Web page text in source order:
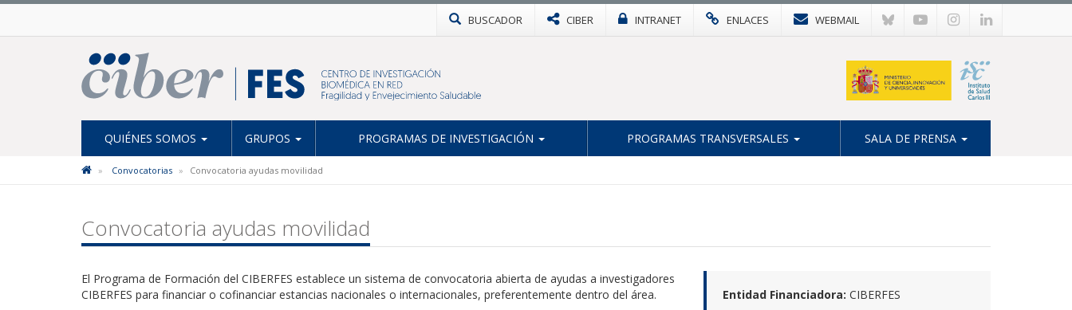
BUSCADOR CIBER INTRANET ENLACES WEBMAIL
QUIÉNES SOMOS GRUPOS PROGRAMAS DE INVESTIGACIÓN PROGRAMAS TRANSVERSALES SALA DE PRENSA
Convocatorias Convocatoria ayudas movilidad
Convocatoria ayudas movilidad
El Programa de Formación del CIBERFES establece un sistema de convocatoria abierta de ayudas a investigadores
CIBERFES para financiar o cofinanciar estancias nacionales o internacionales, preferentemente dentro del área.
Entidad Financiadora: CIBERFES